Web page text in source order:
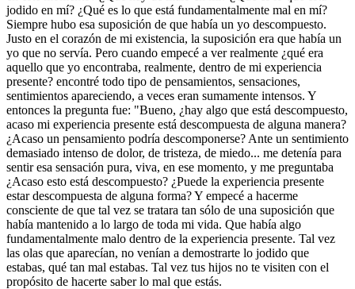
jodido en mí? ¿Qué es lo que está fundamentalmente mal en mí?
Siempre hubo esa suposición de que había un yo descompuesto.
Justo en el corazón de mi existencia, la suposición era que había un
yo que no servía. Pero cuando empecé a ver realmente ¿qué era
aquello que yo encontraba, realmente, dentro de mi experiencia
presente? encontré todo tipo de pensamientos, sensaciones,
sentimientos apareciendo, a veces eran sumamente intensos. Y
entonces la pregunta fue: "Bueno, ¿hay algo que está descompuesto,
acaso mi experiencia presente está descompuesta de alguna manera?
¿Acaso un pensamiento podría descomponerse? Ante un sentimiento
demasiado intenso de dolor, de tristeza, de miedo... me detenía para
sentir esa sensación pura, viva, en ese momento, y me preguntaba
¿Acaso esto está descompuesto? ¿Puede la experiencia presente
estar descompuesta de alguna forma? Y empecé a hacerme
consciente de que tal vez se tratara tan sólo de una suposición que
había mantenido a lo largo de toda mi vida. Que había algo
fundamentalmente malo dentro de la experiencia presente. Tal vez
las olas que aparecían, no venían a demostrarte lo jodido que
estabas, qué tan mal estabas. Tal vez tus hijos no te visiten con el
propósito de hacerte saber lo mal que estás.